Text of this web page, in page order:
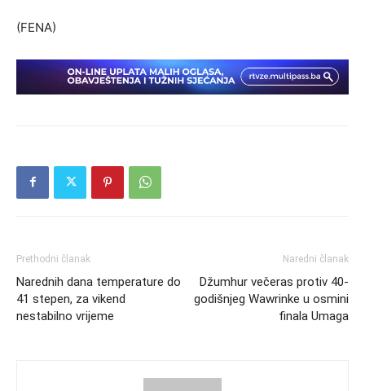
(FENA)
Prethodni članak
Narednih dana temperature do
41 stepen, za vikend
nestabilno vrijeme
Naredni članak
Džumhur večeras protiv 40-
godišnjeg Wawrinke u osmini
finala Umaga